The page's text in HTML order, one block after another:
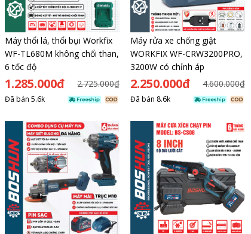
Máy thổi lá, thổi bụi Workfix
WF-TL680M không chổi than,
6 tốc độ
1.285.000đ 2.725.000₫
Đã bán 5.6k
Máy rửa xe chống giật
WORKFIX WF-CRW3200PRO,
3200W có chỉnh áp
2.250.000đ 4.600.000₫
Đã bán 8.6k